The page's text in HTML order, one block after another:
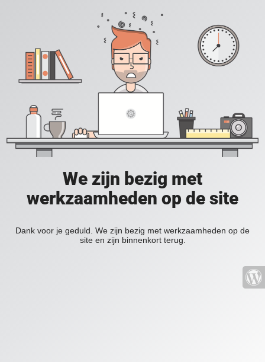
We zijn bezig met
werkzaamheden op de site
Dank voor je geduld. We zijn bezig met werkzaamheden op de
site en zijn binnenkort terug.